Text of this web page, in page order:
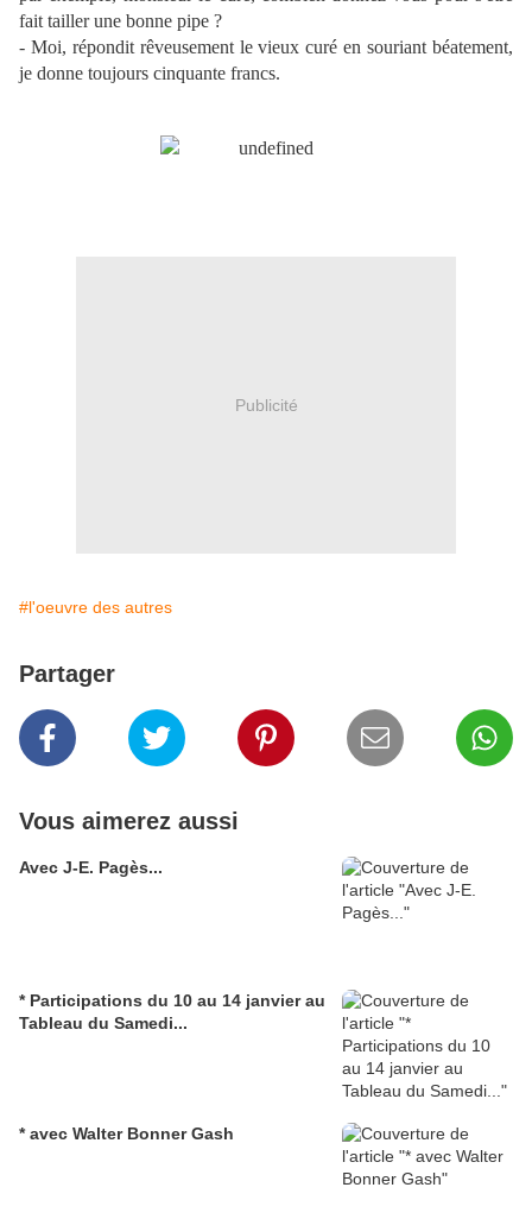
fait tailler une bonne pipe ?
- Moi, répondit rêveusement le vieux curé en souriant béatement,
je donne toujours cinquante francs.
Publicité
#l'oeuvre des autres
Partager
Vous aimerez aussi
Avec J-E. Pagès...
* Participations du 10 au 14 janvier au
Tableau du Samedi...
* avec Walter Bonner Gash